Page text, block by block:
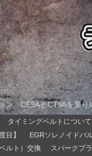
ン CE9AとCT9Aを乗り
タイミングベルトについて
目】
EGRソレノイドバ
ルト）交換
スパークプ